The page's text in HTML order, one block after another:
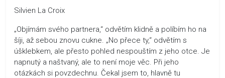
Silvien La Croix
„Objímám svého partnera,“ odvětím klidně a políbím ho na
šíji, až sebou znovu cukne. „No přece ty,“ odvětím s
úšklebkem, ale přesto pohled nespouštím z jeho otce. Je
napnutý a naštvaný, ale to není moje věc. Při jeho
otázkách si povzdechnu. Čekal jsem to, hlavně tu